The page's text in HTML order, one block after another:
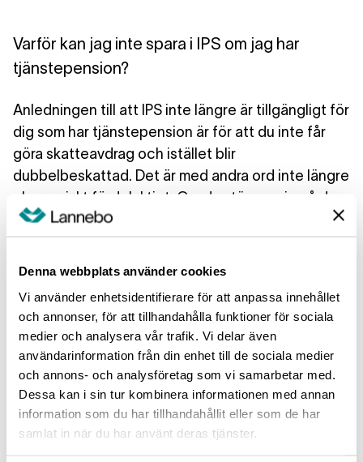
Denna webbplats använder cookies
Vi använder enhetsidentifierare för att anpassa innehållet
och annonser, för att tillhandahålla funktioner för sociala
medier och analysera vår trafik. Vi delar även
användarinformation från din enhet till de sociala medier
och annons- och analysföretag som vi samarbetar med.
Dessa kan i sin tur kombinera informationen med annan
information som du har tillhandahållit eller som de har
samlat in när du har använt deras tjänster.
Varför kan jag inte spara i IPS om jag har
tjänstepension?
Anledningen till att IPS inte längre är tillgängligt för
dig som har tjänstepension är för att du inte får
göra skatteavdrag och istället blir
dubbelbeskattad. Det är med andra ord inte längre
ekonomiskt fördelaktigt. Om du stämmer in på den
här profilen och vill
exempelvisspara på ett ISK eller i en
kapitalförsäkring
Hur fungerar avdraget för IPS?
Avdrag för privat pensionssparande kan endast
de som inte har tjänstepension
genom sin anställning . Avdraget innebär att du får